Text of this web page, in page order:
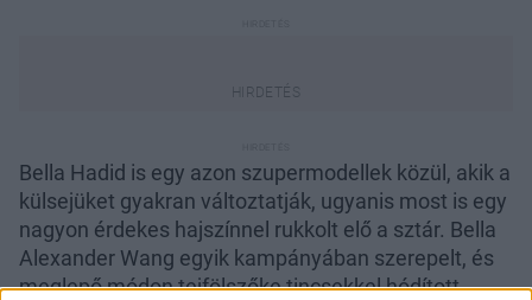
Bella Hadid is egy azon szupermodellek közül, akik a
külsejüket gyakran változtatják, ugyanis most is egy
nagyon érdekes hajszínnel rukkolt elő a sztár. Bella
Alexander Wang egyik kampányában szerepelt, és
meglepő módon tejfölszőke tincsekkel hódított.